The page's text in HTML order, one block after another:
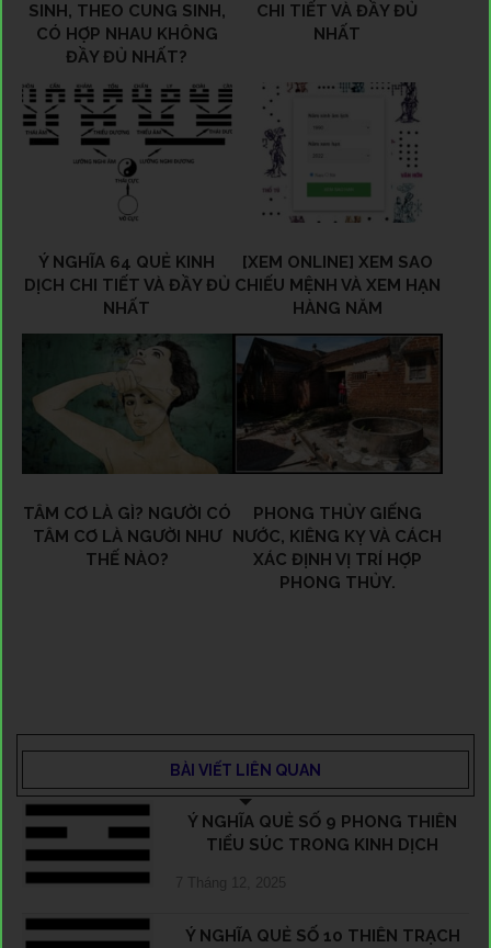
SINH, THEO CUNG SINH,
CÓ HỢP NHAU KHÔNG
ĐẦY ĐỦ NHẤT?
CHI TIẾT VÀ ĐẦY ĐỦ
NHẤT
Ý NGHĨA 64 QUẺ KINH
DỊCH CHI TIẾT VÀ ĐẦY ĐỦ
NHẤT
[XEM ONLINE] XEM SAO
CHIẾU MỆNH VÀ XEM HẠN
HÀNG NĂM
TÂM CƠ LÀ GÌ? NGƯỜI CÓ
TÂM CƠ LÀ NGƯỜI NHƯ
THẾ NÀO?
PHONG THỦY GIẾNG
NƯỚC, KIÊNG KỴ VÀ CÁCH
XÁC ĐỊNH VỊ TRÍ HỢP
PHONG THỦY.
BÀI VIẾT LIÊN QUAN
Ý NGHĨA QUẺ SỐ 9 PHONG THIÊN
TIỂU SÚC TRONG KINH DỊCH
7 Tháng 12, 2025
Ý NGHĨA QUẺ SỐ 10 THIÊN TRẠCH